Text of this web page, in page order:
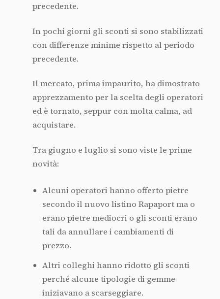
precedente.
In pochi giorni gli sconti si sono stabilizzati
con differenze minime rispetto al periodo
precedente.
Il mercato, prima impaurito, ha dimostrato
apprezzamento per la scelta degli operatori
ed è tornato, seppur con molta calma, ad
acquistare.
Tra giugno e luglio si sono viste le prime
novità:
Alcuni operatori hanno offerto pietre
secondo il nuovo listino Rapaport ma o
erano pietre mediocri o gli sconti erano
tali da annullare i cambiamenti di
prezzo.
Altri colleghi hanno ridotto gli sconti
perché alcune tipologie di gemme
iniziavano a scarseggiare.